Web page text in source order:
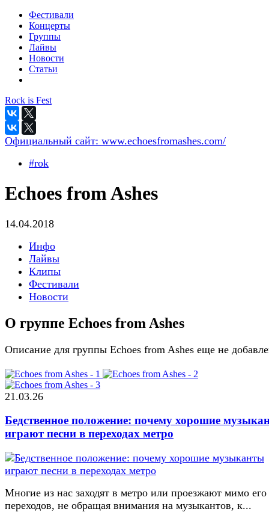
Фестивали
Концерты
Группы
Лайвы
Новости
Статьи
Rock is Fest
Официальный сайт: www.echoesfromashes.com/
#rok
Echoes from Ashes
14.04.2018
Инфо
Лайвы
Клипы
Фестивали
Новости
О группе Echoes from Ashes
Описание для группы Echoes from Ashes еще не
21.03.26
Бедственное положение: почему хорошие
играют песни в переходах метро
Многие из нас заходят в метро или проезжают мимо его
переходов, не обращая внимания на музыкантов, к...